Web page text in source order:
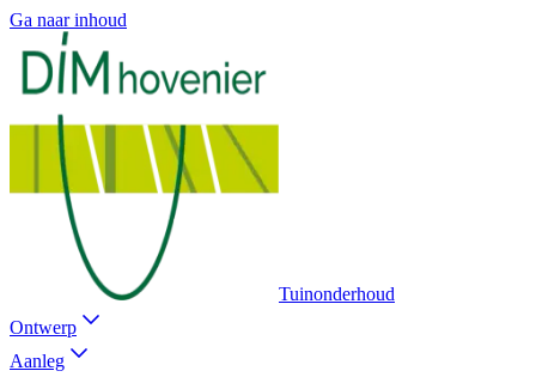
Ga naar inhoud
Tuinonderhoud
Ontwerp
Aanleg